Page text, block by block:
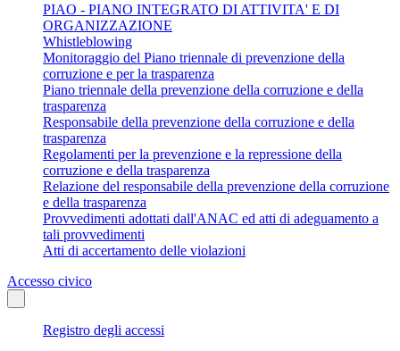
PIAO - PIANO INTEGRATO DI ATTIVITA' E DI
ORGANIZZAZIONE
Whistleblowing
Monitoraggio del Piano triennale di prevenzione della
corruzione e per la trasparenza
Piano triennale della prevenzione della corruzione e della
trasparenza
Responsabile della prevenzione della corruzione e della
trasparenza
Regolamenti per la prevenzione e la repressione della
corruzione e della trasparenza
Relazione del responsabile della prevenzione della corruzione
e della trasparenza
Provvedimenti adottati dall'ANAC ed atti di adeguamento a
tali provvedimenti
Atti di accertamento delle violazioni
Accesso civico
Registro degli accessi